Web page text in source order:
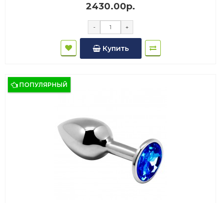
2430.00р.
- +
Купить
ПОПУЛЯРНЫЙ